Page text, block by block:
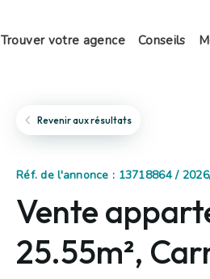
Trouver votre agence Conseils
Revenir aux résultats
Réf. de l'annonce : 13718864 /
Vente
25.55m²,